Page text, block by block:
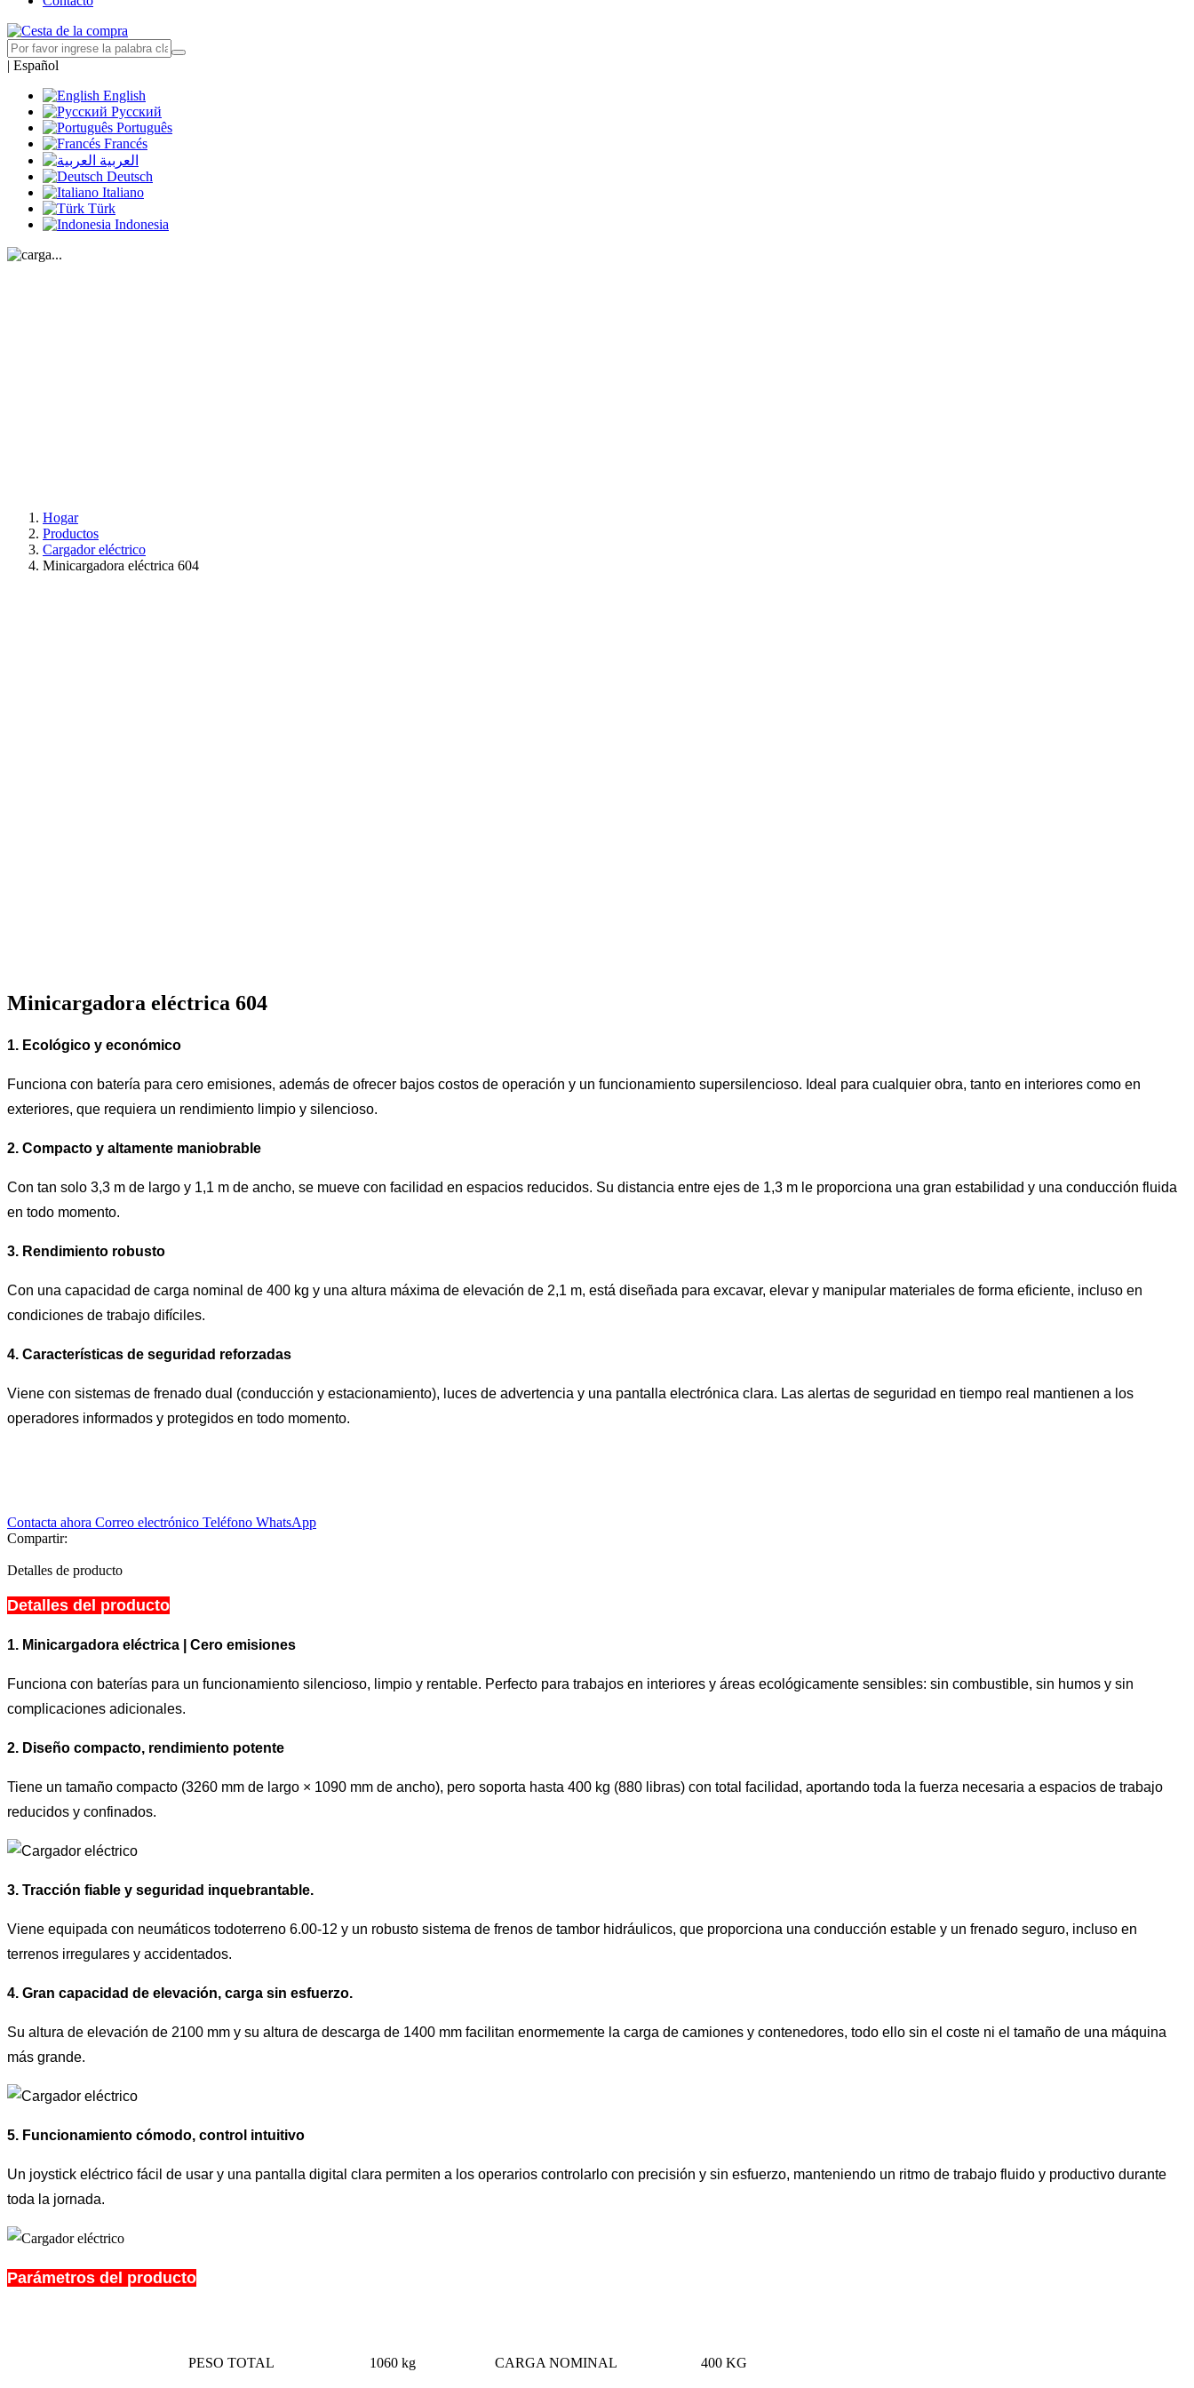
| Español
English
Русский
Português
Francés
العربية
Deutsch
Italiano
Türk
Indonesia
Hogar
Productos
Cargador eléctrico
Minicargadora eléctrica 604
Minicargadora eléctrica 604
1. Ecológico y económico
Funciona con batería para cero emisiones, además de ofrecer bajos costos de operación y un funcionamiento supersilencioso. Ideal para cualquier obra, tanto en interiores como en
exteriores, que requiera un rendimiento limpio y silencioso.
2. Compacto y altamente maniobrable
Con tan solo 3,3 m de largo y 1,1 m de ancho, se mueve con facilidad en espacios reducidos. Su distancia entre ejes de 1,3 m le proporciona una gran estabilidad y una conducción fluida
en todo momento.
3. Rendimiento robusto
Con una capacidad de carga nominal de 400 kg y una altura máxima de elevación de 2,1 m, está diseñada para excavar, elevar y manipular materiales de forma eficiente, incluso en
condiciones de trabajo difíciles.
4. Características de seguridad reforzadas
Viene con sistemas de frenado dual (conducción y estacionamiento), luces de advertencia y una pantalla electrónica clara. Las alertas de seguridad en tiempo real mantienen a los
operadores informados y protegidos en todo momento.
Contacta ahora Correo electrónico Teléfono WhatsApp
Compartir:
Detalles de producto
Detalles del producto
1. Minicargadora eléctrica | Cero emisiones
Funciona con baterías para un funcionamiento silencioso, limpio y rentable. Perfecto para trabajos en interiores y áreas ecológicamente sensibles: sin combustible, sin humos y sin
complicaciones adicionales.
2. Diseño compacto, rendimiento potente
Tiene un tamaño compacto (3260 mm de largo × 1090 mm de ancho), pero soporta hasta 400 kg (880 libras) con total facilidad, aportando toda la fuerza necesaria a espacios de trabajo
reducidos y confinados.
3. Tracción fiable y seguridad inquebrantable.
Viene equipada con neumáticos todoterreno 6.00-12 y un robusto sistema de frenos de tambor hidráulicos, que proporciona una conducción estable y un frenado seguro, incluso en
terrenos irregulares y accidentados.
4. Gran capacidad de elevación, carga sin esfuerzo.
Su altura de elevación de 2100 mm y su altura de descarga de 1400 mm facilitan enormemente la carga de camiones y contenedores, todo ello sin el coste ni el tamaño de una máquina
más grande.
5. Funcionamiento cómodo, control intuitivo
Un joystick eléctrico fácil de usar y una pantalla digital clara permiten a los operarios controlarlo con precisión y sin esfuerzo, manteniendo un ritmo de trabajo fluido y productivo durante
toda la jornada.
Parámetros del producto
PESO TOTAL 1060 kg CARGA NOMINAL
400 KG